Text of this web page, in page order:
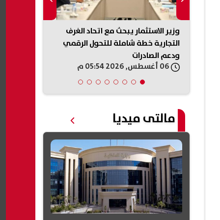
وزير الاستثمار يبحث مع اتحاد الغرف
التجارية خطة شاملة للتحول الرقمي
ودعم الصادرات
مالتى ميديا